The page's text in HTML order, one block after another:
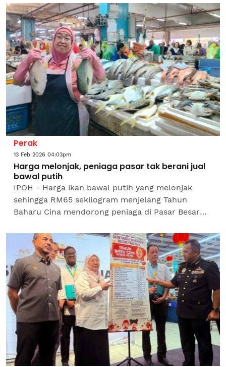
ditemukan berlonggok di...
Perak
13 Feb 2026 04:03pm
Harga melonjak, peniaga pasar tak berani jual
bawal putih
IPOH - Harga ikan bawal putih yang melonjak
sehingga RM65 sekilogram menjelang Tahun
Baharu Cina mendorong peniaga di Pasar Besar
ikan tersebut.Tinjauan...